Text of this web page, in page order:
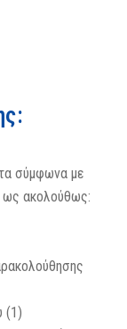
σύμφωνα με
ως ακολούθως:
(1)